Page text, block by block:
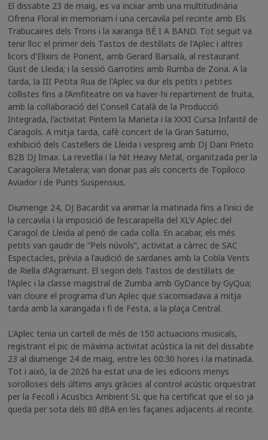
El dissabte 23 de maig, es va inciiar amb una multitudinària
Ofrena Floral in memoriam i una cercavila pel recinte amb Els
Trabucaires dels Trons i la xaranga BÉ I A BAND. Tot seguit va
tenir lloc el primer dels Tastos de destil·lats de l'Aplec i altres
licors d'Elixirs de Ponent, amb Gerard Barsalà, al restaurant
Gust de Lleida; i la sessió Garrotins amb Rumba de Zona. A la
tarda, la III Petita Rua de l'Aplec va dur els petits i petites
collistes fins a l’Amfiteatre on va haver-hi repartiment de fruita,
amb la col·laboració del Consell Català de la Producció
Integrada, l'activitat Pintem la Marieta i la XXXI Cursa Infantil de
Caragols. A mitja tarda, cafè concert de la Gran Saturno,
exhibició dels Castellers de Lleida i vespreig amb DJ Dani Prieto
B2B DJ Imax. La revetlla i la Nit Heavy Metal, organitzada per la
Caragolera Metalera; van donar pas als concerts de Topiloco
Aviador i de Punts Suspensius.
Diumenge 24, DJ Bacardit va animar la matinada fins a l'inici de
la cercavila i la imposició de l’escarapel·la del XLV Aplec del
Caragol de Lleida al penó de cada colla. En acabar, els més
petits van gaudir de “Pels núvols”, activitat a càrrec de SAC
Espectacles, prèvia a l'audició de sardanes amb la Cobla Vents
de Riella d'Agramunt. El segon dels Tastos de destil·lats de
l'Aplec i la classe magistral de Zumba amb GyDance by GyQua;
van cloure el programa d'un Aplec que s'acomiadava a mitja
tarda amb la xarangada i fi de Festa, a la plaça Central.
L'Aplec tenia un cartell de més de 150 actuacions musicals,
registrant el pic de màxima activitat acústica la nit del dissabte
23 al diumenge 24 de maig, entre les 00:30 hores i la matinada.
Tot i això, la de 2026 ha estat una de les edicions menys
sorolloses dels últims anys gràcies al control acústic orquestrat
per la Fecoll i Acustics Ambient SL que ha certificat que el so ja
queda per sota dels 80 dBA en les façanes adjacents al recinte.